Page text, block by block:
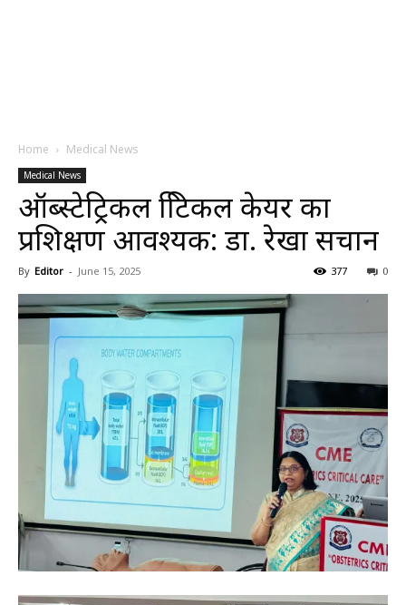
Home Medical News
Medical News
ऑब्स्टेट्रिकल क्रिटिकल केयर का
प्रशिक्षण आवश्यक: डा. रेखा सचान
By Editor - June 15, 2025 0
377